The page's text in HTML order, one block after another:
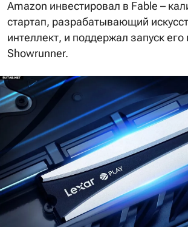
Amazon инвестировал в Fable –
стартап, разрабатывающий
интеллект, и поддержал запуск
Showrunner.